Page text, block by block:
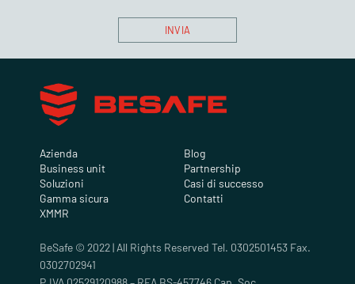
Azienda
Business unit
Soluzioni
Gamma sicura
XMMR
Blog
Partnership
Casi di successo
Contatti
BeSafe © 2022 | All Rights Reserved Tel. 0302501453 Fax.
0302702941